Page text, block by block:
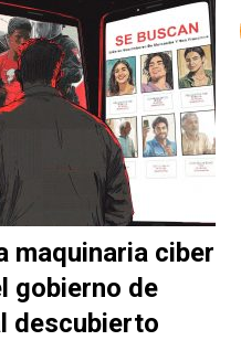
maquinaria ciber
gobierno de
descubierto